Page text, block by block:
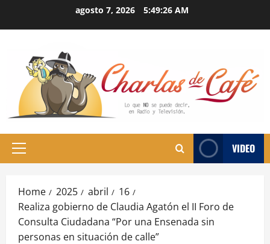
agosto 7, 2026 5:49:27 AM
Primary
VIDEO
Home 2025 abril
16
Realiza gobierno de Claudia Agatón el II Foro de
Consulta Ciudadana “Por una Ensenada sin
personas en situación de calle”